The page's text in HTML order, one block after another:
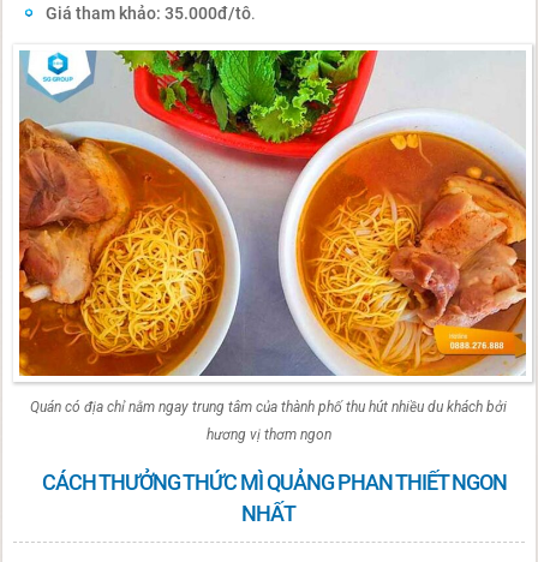
Giá tham khảo: 35.000đ/tô.
Quán có địa chỉ nằm ngay trung tâm của thành phố thu hút nhiều du khách bởi
hương vị thơm ngon
CÁCH THƯỞNG THỨC MÌ QUẢNG PHAN THIẾT NGON
NHẤT